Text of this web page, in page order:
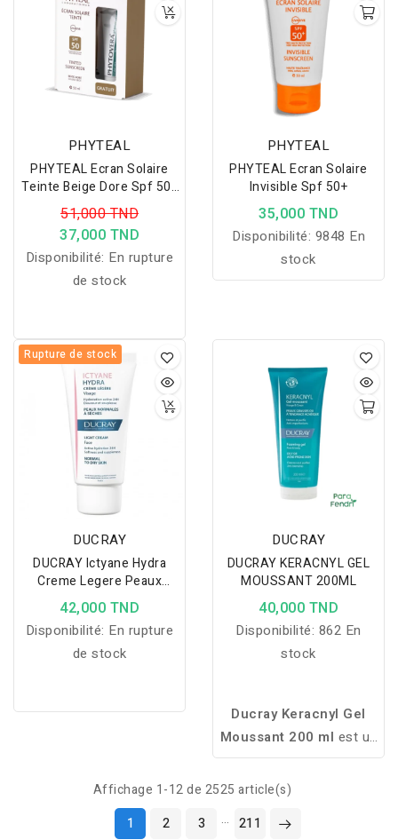
lumineux et confortable
au quotidien.
PHYTEAL
PHYTEAL Ecran Solaire
Teinte Beige Dore Spf 50+
Gel Phytovera Gratuit
51,000 TND
37,000 TND
Disponibilité: En rupture
de stock
PHYTEAL
PHYTEAL Ecran Solaire
Invisible Spf 50+
35,000 TND
Disponibilité: 9848 En
stock
Rupture de stock
DUCRAY
DUCRAY Ictyane Hydra
Creme Legere Peaux
Normales A Seches
42,000 TND
Disponibilité: En rupture
de stock
DUCRAY
DUCRAY KERACNYL GEL
MOUSSANT 200ML
40,000 TND
Disponibilité: 862 En
stock
Ducray Keracnyl Gel
Moussant 200 ml est un
nettoyant sans savon
enrichi en Myrtacine. Il
purifie la peau en
Affichage 1-12 de 2525 article(s)
1
2 3 … 211